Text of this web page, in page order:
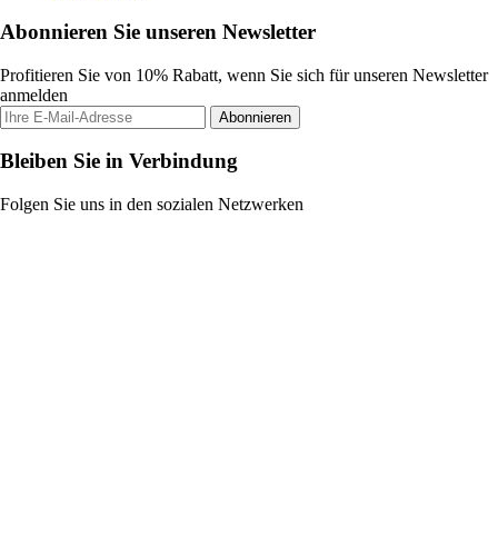
Abonnieren Sie unseren Newsletter
Profitieren Sie von 10% Rabatt, wenn Sie sich für unseren Newsletter
anmelden
Abonnieren
Bleiben Sie in Verbindung
Folgen Sie uns in den sozialen Netzwerken